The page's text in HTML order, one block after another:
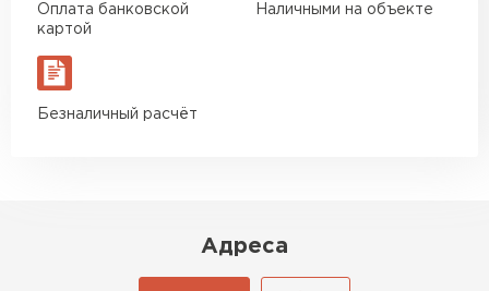
Оплата банковской
картой
Наличными на объекте
Безналичный расчёт
Адреса